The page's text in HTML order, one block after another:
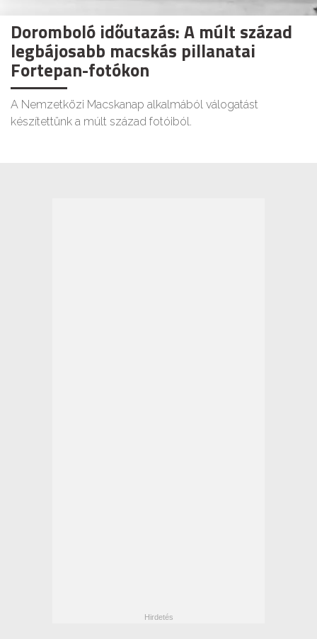
Doromboló időutazás: A múlt század
legbájosabb macskás pillanatai
Fortepan-fotókon
A Nemzetközi Macskanap alkalmából válogatást
készítettünk a múlt század fotóiból.